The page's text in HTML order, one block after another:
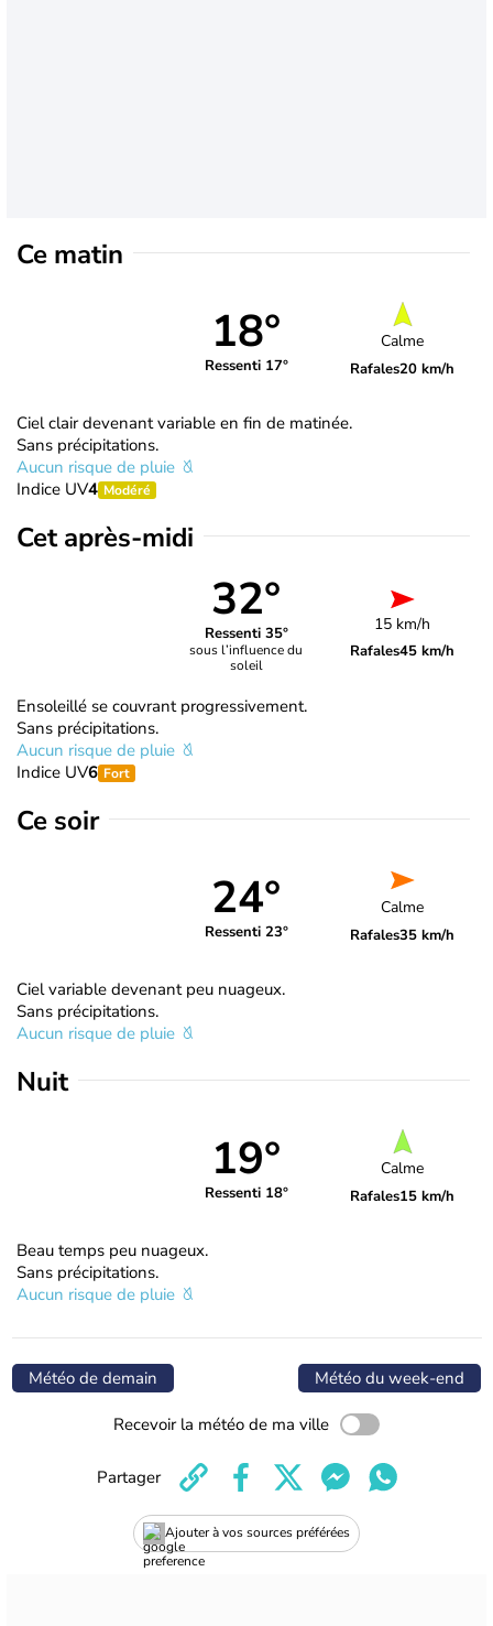
Ce matin
18°
Ressenti 17°
Calme
Rafales20 km/h
Ciel clair devenant variable en fin de matinée.
Sans précipitations.
Aucun risque de pluie
Indice UV4 Modéré
Cet après-midi
32°
Ressenti 35°
sous l’influence du
soleil
15 km/h
Rafales45 km/h
Ensoleillé se couvrant progressivement.
Sans précipitations.
Aucun risque de pluie
Indice UV6 Fort
Ce soir
24°
Ressenti 23°
Calme
Rafales35 km/h
Ciel variable devenant peu nuageux.
Sans précipitations.
Aucun risque de pluie
Nuit
19°
Ressenti 18°
Calme
Rafales15 km/h
Beau temps peu nuageux.
Sans précipitations.
Aucun risque de pluie
Météo de demain Météo du week-end
Recevoir la météo de ma ville
Ajouter à vos sources préférées
Partager